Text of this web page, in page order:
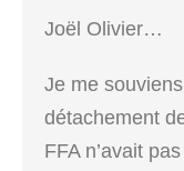
Joël Olivier…
Je me
détachement
FFA n’avait